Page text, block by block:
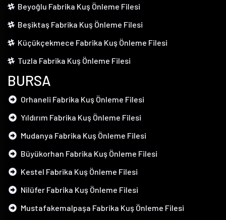
Beyoğlu Fabrika Kuş Önleme Filesi
Beşiktaş Fabrika Kuş Önleme Filesi
Küçükçekmece Fabrika Kuş Önleme Filesi
Tuzla Fabrika Kuş Önleme Filesi
BURSA
Orhaneli Fabrika Kuş Önleme Filesi
Yıldırım Fabrika Kuş Önleme Filesi
Mudanya Fabrika Kuş Önleme Filesi
Büyükorhan Fabrika Kuş Önleme Filesi
Kestel Fabrika Kuş Önleme Filesi
Nilüfer Fabrika Kuş Önleme Filesi
Mustafakemalpaşa Fabrika Kuş Önleme Filesi